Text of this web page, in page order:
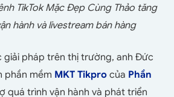
TikTok Mặc Đẹp Cùng Thảo tăng
hành và livestream bán hàng
giải pháp trên thị trường, anh Đức
phần mềm MKT Tikpro của Phần
quá trình vận hành và phát triển